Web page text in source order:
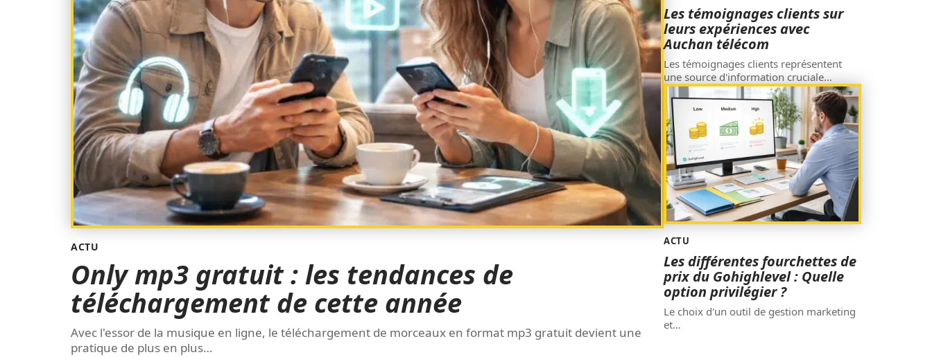
ACTU
Only mp3 gratuit : les tendances de
téléchargement de cette année
Avec l'essor de la musique en ligne, le téléchargement de morceaux en format mp3 gratuit devient une
pratique de plus en plus…
Les témoignages clients sur
leurs expériences avec
Auchan télécom
Les témoignages clients représentent
une source d'information cruciale…
ACTU
Les différentes fourchettes de
prix du Gohighlevel : Quelle
option privilégier ?
Le choix d'un outil de gestion marketing
et…